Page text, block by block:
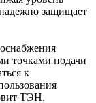
защищает
точками подачи
к
ТЭН.